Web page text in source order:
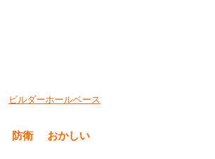
ビルダーホールベース
防衛 おかしい